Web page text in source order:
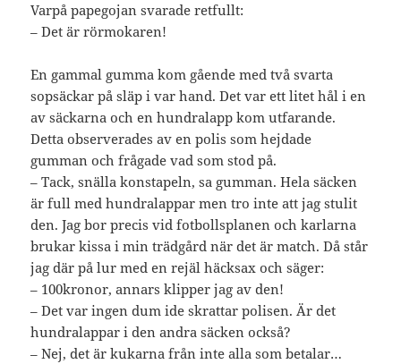
Varpå papegojan svarade retfullt:
– Det är rörmokaren!
En gammal gumma kom gående med två svarta
sopsäckar på släp i var hand. Det var ett litet hål i en
av säckarna och en hundralapp kom utfarande.
Detta observerades av en polis som hejdade
gumman och frågade vad som stod på.
– Tack, snälla konstapeln, sa gumman. Hela säcken
är full med hundralappar men tro inte att jag stulit
den. Jag bor precis vid fotbollsplanen och karlarna
brukar kissa i min trädgård när det är match. Då står
jag där på lur med en rejäl häcksax och säger:
– 100kronor, annars klipper jag av den!
– Det var ingen dum ide skrattar polisen. Är det
hundralappar i den andra säcken också?
– Nej, det är kukarna från inte alla som betalar…